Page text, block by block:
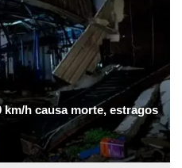
km/h causa morte, estragos